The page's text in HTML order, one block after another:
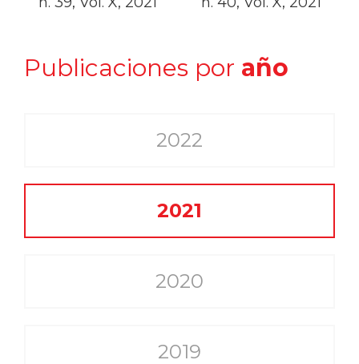
Publicaciones por año
2022
2021
2020
2019